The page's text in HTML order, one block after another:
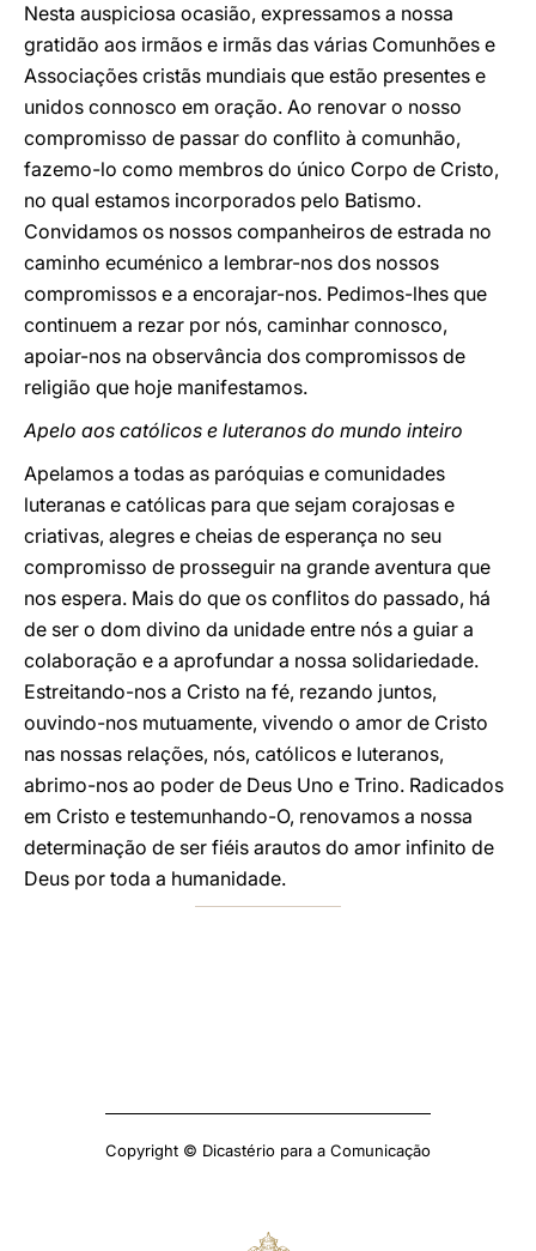
Nesta auspiciosa ocasião, expressamos a nossa
gratidão aos irmãos e irmãs das várias Comunhões e
Associações cristãs mundiais que estão presentes e
unidos connosco em oração. Ao renovar o nosso
compromisso de passar do conflito à comunhão,
fazemo-lo como membros do único Corpo de Cristo,
no qual estamos incorporados pelo Batismo.
Convidamos os nossos companheiros de estrada no
caminho ecuménico a lembrar-nos dos nossos
compromissos e a encorajar-nos. Pedimos-lhes que
continuem a rezar por nós, caminhar connosco,
apoiar-nos na observância dos compromissos de
religião que hoje manifestamos.
Apelo aos católicos e luteranos do mundo inteiro
Apelamos a todas as paróquias e comunidades
luteranas e católicas para que sejam corajosas e
criativas, alegres e cheias de esperança no seu
compromisso de prosseguir na grande aventura que
nos espera. Mais do que os conflitos do passado, há
de ser o dom divino da unidade entre nós a guiar a
colaboração e a aprofundar a nossa solidariedade.
Estreitando-nos a Cristo na fé, rezando juntos,
ouvindo-nos mutuamente, vivendo o amor de Cristo
nas nossas relações, nós, católicos e luteranos,
abrimo-nos ao poder de Deus Uno e Trino. Radicados
em Cristo e testemunhando-O, renovamos a nossa
determinação de ser fiéis arautos do amor infinito de
Deus por toda a humanidade.
Copyright © Dicastério para a Comunicação